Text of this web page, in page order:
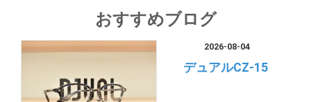
おすすめブログ
2026-08-04
デュアルCZ-15